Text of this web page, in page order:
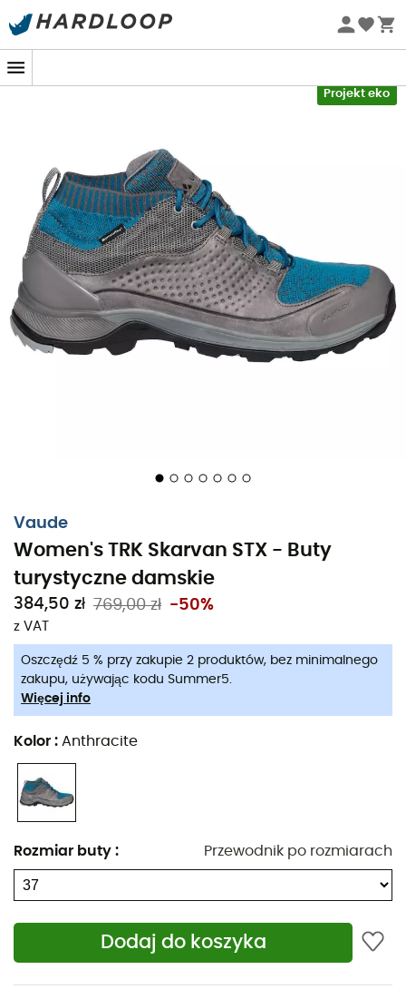
Letnie promocje 🔥 -5% DODATKOWO przy zakupie 2
Projekt eko
Vaude
Women's TRK Skarvan STX - Buty
turystyczne damskie
384,50 zł 769,00 zł -50%
z VAT
Oszczędź 5 % przy zakupie 2 produktów, bez minimalnego
zakupu, używając kodu Summer5.
Więcej info
Kolor : Anthracite
Rozmiar buty : Przewodnik po rozmiarach
Dodaj do koszyka